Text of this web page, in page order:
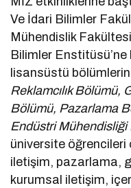
Ve İdari Bilimler
Mühendislik
Bilimler
lisansüstü
Reklamcılık Bölümü,
Bölümü, Pazarlama
Endüstri Mühendisliği
üniversite
iletişim, pazarlama,
kurumsal iletişim,